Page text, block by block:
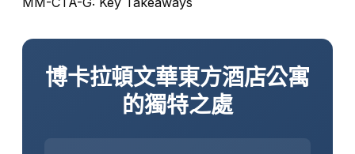
博卡拉頓文華東方酒店公寓
的獨特之處